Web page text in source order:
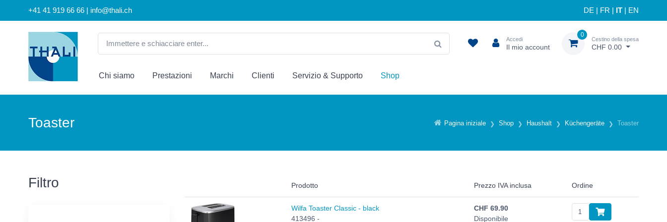
+41 41 919 66 66 | info@thali.ch DE FR IT EN
Accedi
Il mio account
0
Cestino della spesa
CHF 0.00
Chi siamo Prestazioni Marchi Clienti Servizio & Supporto Shop
Pagina iniziale Shop Haushalt Küchengeräte Toaster
Toaster
Filtro Prodotto Prezzo IVA inclusa Ordine
Wilfa Toaster Classic - black
413496 -
CHF 69.90
Disponibile